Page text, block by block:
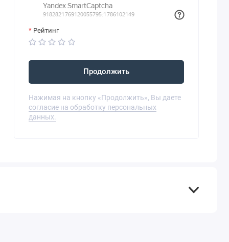
Рейтинг
Продолжить
Нажимая на кнопку «Продолжить», Вы даете
согласие на обработку персональных
данных.